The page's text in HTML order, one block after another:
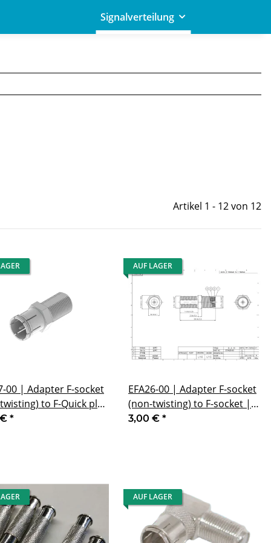
Signalverteilung
Artikel 1 - 12 von 12
00 | Adapter F-socket
to F-Quick plug
and nut | L=28
*
AUF LAGER
EFA26-00 | Adapter F-socket
(non-twisting) to F-socket |
with washer and nut | L=28
3,00 € *
AUF LAGER